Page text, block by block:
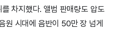
차지했다. 앨범 판매량도 압도
원 시대에 음반이 50만 장 넘게